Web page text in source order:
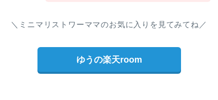
＼ミニマリストワーママのお気に入りを見てみてね／
ゆうの楽天room